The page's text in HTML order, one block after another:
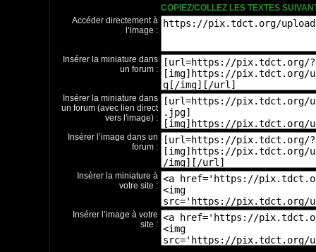
COPIEZ/COLLEZ LES TEXTES
Accéder directement à
l’image :
Insérer la miniature dans
un forum :
Insérer la miniature dans
un forum (avec lien direct
vers l'image) :
Insérer l’image dans un
forum :
Insérer la miniature à
votre site :
Insérer l’image à votre
site :